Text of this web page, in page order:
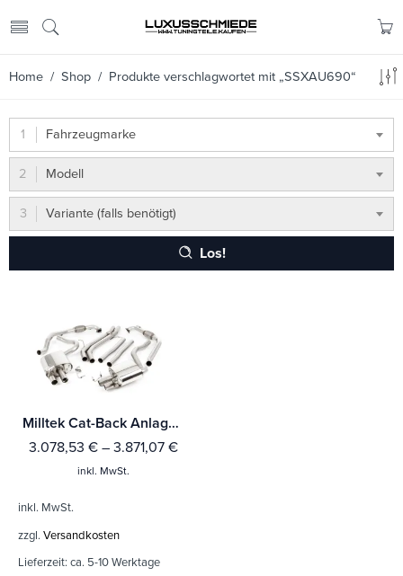
Home / Shop / Produkte verschlagwortet mit „SSXAU690“
Fahrzeugmarke
Modell
Variante (falls benötigt)
Los!
Milltek Cat-Back Anlage Audi S5 3.0 V6 Turbo Coupe/Cabrio B9 (Nur Modelle ohne Sport Diff)
3.078,53 €– 3.871,07 €
inkl. MwSt.
inkl. MwSt.
zzgl. Versandkosten
Lieferzeit: ca. 5-10 Werktage